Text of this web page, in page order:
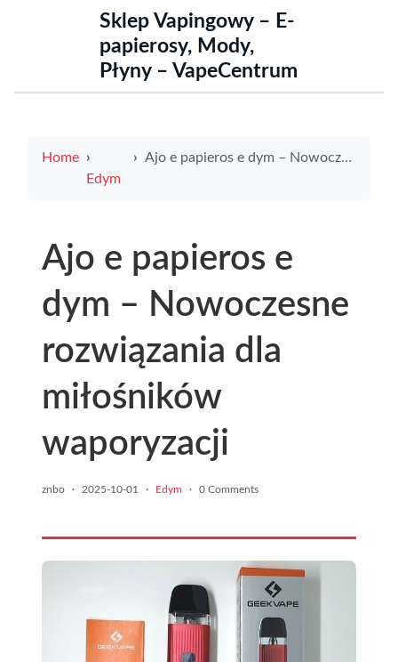
Sklep Vapingowy – E-
papierosy, Mody,
Płyny – VapeCentrum
Home
Edym
Ajo e papieros e dym – Nowoczesne rozwiązania dla miłośników waporyzacji
Ajo e papieros e
dym – Nowoczesne
rozwiązania dla
miłośników
waporyzacji
znbo · 2025-10-01 · Edym · 0 Comments